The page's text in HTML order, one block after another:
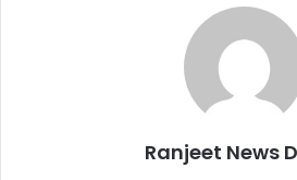
Ranjeet News